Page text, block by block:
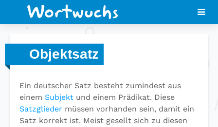
Objektsatz
Ein deutscher Satz besteht zumindest aus
einem Subjekt und einem Prädikat. Diese
Satzglieder müssen vorhanden sein, damit ein
Satz korrekt ist. Meist gesellt sich zu diesen